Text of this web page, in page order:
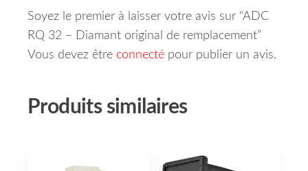
Soyez le premier à laisser votre avis sur “ADC
RQ 32 – Diamant original de remplacement”
Vous devez être connecté pour publier un avis.
Produits similaires